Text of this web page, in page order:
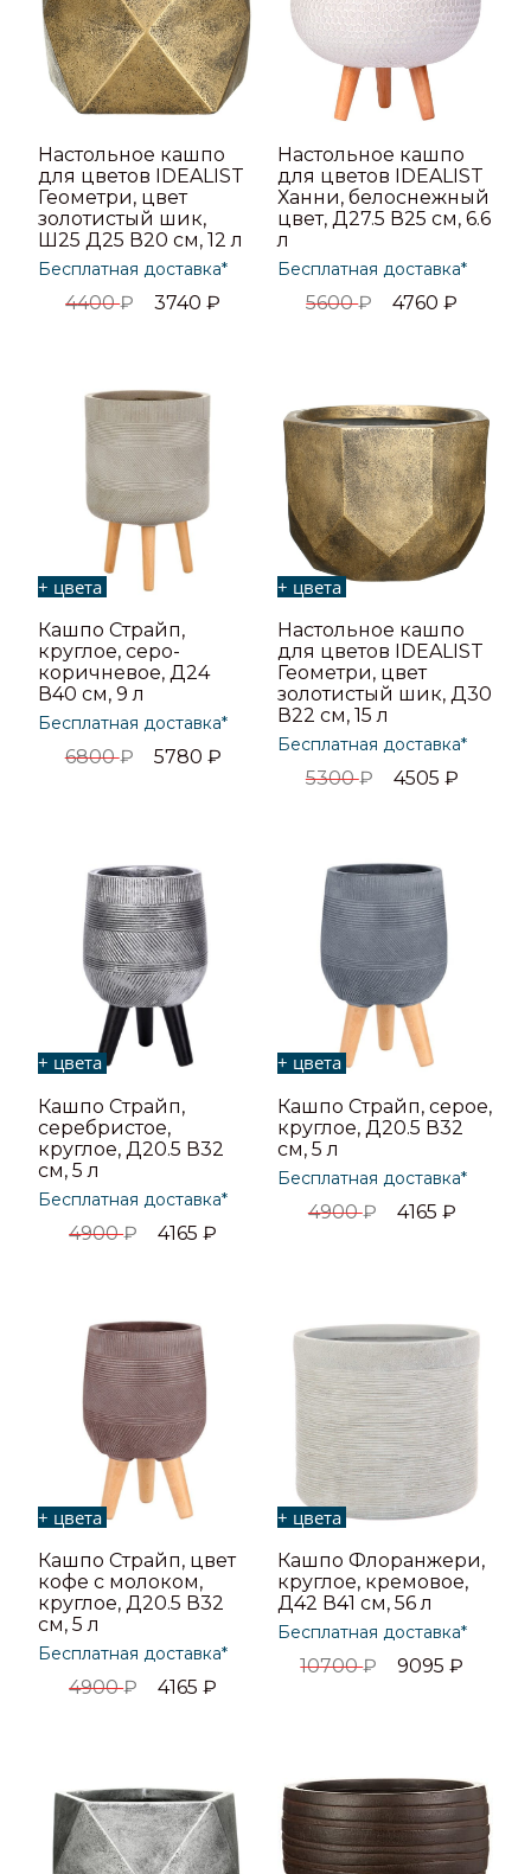
Настольное кашпо
для цветов IDEALIST
Геометри, цвет
золотистый шик,
Ш25 Д25 В20 см, 12 л
Бесплатная доставка*
4400₽ 3740₽
Настольное кашпо
для цветов IDEALIST
Ханни, белоснежный
цвет, Д27.5 В25 см, 6.6
л
Бесплатная доставка*
5600₽ 4760₽
+ цвета
Кашпо Страйп,
круглое, серо-
коричневое, Д24
В40 см, 9 л
Бесплатная доставка*
6800₽ 5780 ₽
+ цвета
Настольное кашпо
для цветов IDEALIST
Геометри, цвет
золотистый шик, Д30
В22 см, 15 л
Бесплатная доставка*
5300₽ 4505 ₽
+ цвета
Кашпо Страйп,
серебристое,
круглое, Д20.5 В32
см, 5 л
Бесплатная доставка*
4900₽ 4165₽
+ цвета
Кашпо Страйп, серое,
круглое, Д20.5 В32
см, 5 л
Бесплатная доставка*
4900₽ 4165 ₽
+ цвета
Кашпо Страйп, цвет
кофе с молоком,
круглое, Д20.5 В32
см, 5 л
Бесплатная доставка*
4900₽ 4165₽
+ цвета
Кашпо Флоранжери,
круглое, кремовое,
Д42 В41 см, 56 л
Бесплатная доставка*
10700₽ 9095₽